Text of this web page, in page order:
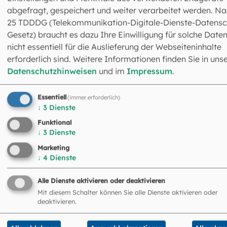
089 2137-1267
089 2137-2323
Das könnte Sie auch
interessieren
© Lennart Preiss / EOM
abgefragt, gespeichert und weiter verarbeitet werden.
25 TDDDG (Telekommunikation-Digitale-Dienste-
Gesetz) braucht es dazu Ihre Einwilligung für solche
nicht essentiell für die Auslieferung der Webseiteninhalte
erforderlich sind. Weitere Informationen finden Sie in
Datenschutzhinweisen und im Impressum.
Essentiell(immer erforderlich)
↓ 3 Dienste
Funktional
↓ 3 Dienste
Marketing
↓ 4 Dienste
Alle Dienste aktivieren oder deaktivieren
Mit diesem Schalter können Sie alle Dienste aktivieren oder
deaktivieren.